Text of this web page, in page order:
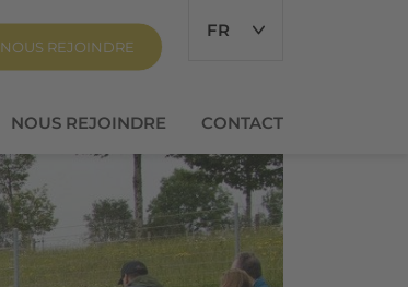
NOUS REJOINDRE
FR
NOUS REJOINDRE CONTACT